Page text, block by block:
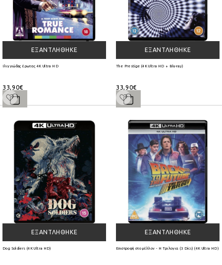
ΕΞΑΝΤΛΉΘΗΚΕ
Ιλιγγιώδης έρωτας 4K Ultra HD
33,90€
ΕΞΑΝΤΛΉΘΗΚΕ
The Prestige (4K Ultra HD + Blu-ray)
33,90€
ΕΞΑΝΤΛΉΘΗΚΕ
Dog Soldiers (4K Ultra HD)
ΕΞΑΝΤΛΉΘΗΚΕ
Επιστροφή στο μέλλον - Η Τριλογια (3 Dics) (4K Ultra HD)